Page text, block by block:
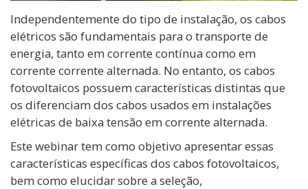
Independentemente do tipo de instalação, os cabos
elétricos são fundamentais para o transporte de
energia, tanto em corrente contínua como em
corrente corrente alternada. No entanto, os cabos
fotovoltaicos possuem características distintas que
os diferenciam dos cabos usados em instalações
elétricas de baixa tensão em corrente alternada.
Este webinar tem como objetivo apresentar essas
características específicas dos cabos fotovoltaicos,
bem como elucidar sobre a seleção,